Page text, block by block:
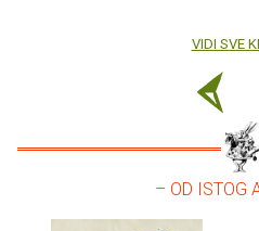
VIDI SVE
– OD ISTOG